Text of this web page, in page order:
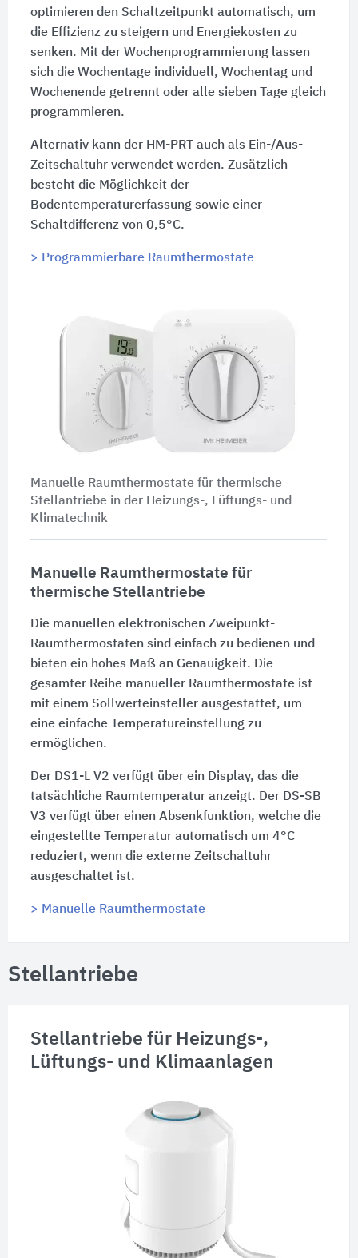
optimieren den Schaltzeitpunkt automatisch, um
die Effizienz zu steigern und Energiekosten zu
senken. Mit der Wochenprogrammierung lassen
sich die Wochentage individuell, Wochentag und
Wochenende getrennt oder alle sieben Tage gleich
programmieren.
Alternativ kann der HM-PRT auch als Ein-/Aus-
Zeitschaltuhr verwendet werden. Zusätzlich
besteht die Möglichkeit der
Bodentemperaturerfassung sowie einer
Schaltdifferenz von 0,5°C.
> Programmierbare Raumthermostate
Manuelle Raumthermostate für thermische
Stellantriebe in der Heizungs-, Lüftungs- und
Klimatechnik
Manuelle Raumthermostate für
thermische Stellantriebe
Die manuellen elektronischen Zweipunkt-
Raumthermostaten sind einfach zu bedienen und
bieten ein hohes Maß an Genauigkeit. Die
gesamter Reihe manueller Raumthermostate ist
mit einem Sollwerteinsteller ausgestattet, um
eine einfache Temperatureinstellung zu
ermöglichen.
Der DS1-L V2 verfügt über ein Display, das die
tatsächliche Raumtemperatur anzeigt. Der DS-SB
V3 verfügt über einen Absenkfunktion, welche die
eingestellte Temperatur automatisch um 4°C
reduziert, wenn die externe Zeitschaltuhr
ausgeschaltet ist.
> Manuelle Raumthermostate
Stellantriebe
Stellantriebe für Heizungs-,
Lüftungs- und Klimaanlagen